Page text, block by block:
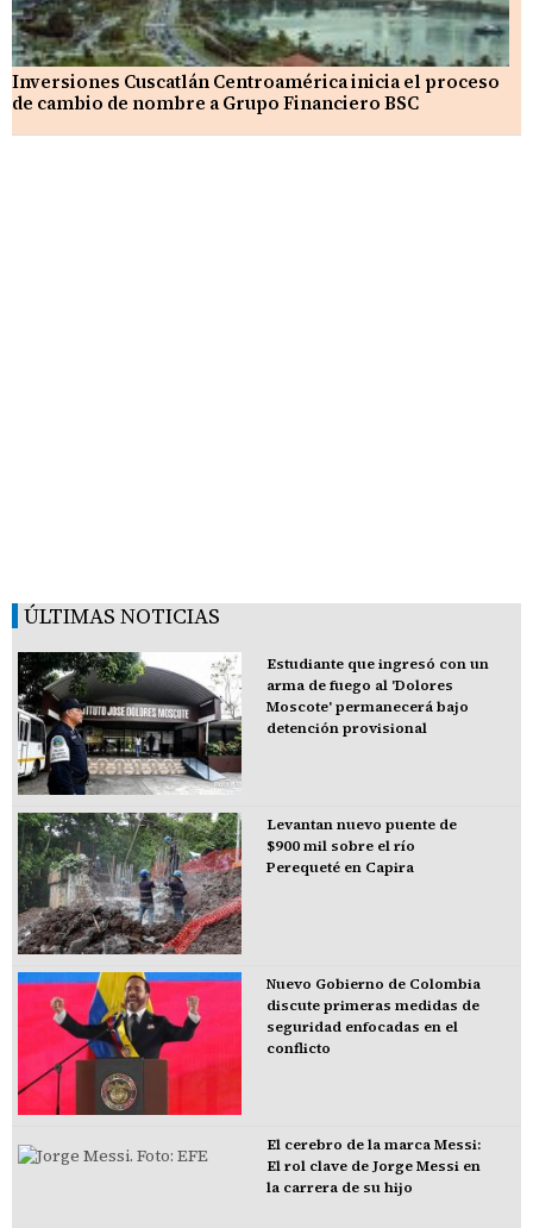
Inversiones Cuscatlán Centroamérica inicia el proceso
de cambio de nombre a Grupo Financiero BSC
ÚLTIMAS NOTICIAS
Estudiante que ingresó con un
arma de fuego al 'Dolores
Moscote' permanecerá bajo
detención provisional
Levantan nuevo puente de
$900 mil sobre el río
Perequeté en Capira
Nuevo Gobierno de Colombia
discute primeras medidas de
seguridad enfocadas en el
conflicto
El cerebro de la marca Messi:
El rol clave de Jorge Messi en
la carrera de su hijo